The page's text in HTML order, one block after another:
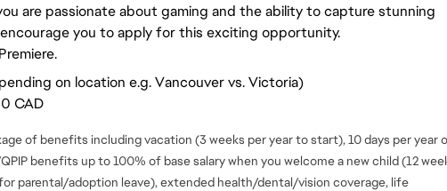
are passionate about gaming and the ability to capture stunning
you to apply for this exciting opportunity.
on location e.g. Vancouver vs. Victoria)
CAD
of benefits including vacation (3 weeks per year to start), 10 days per year
benefits up to 100% of base salary when you welcome a new child (12
parental/adoption leave), extended health/dental/vision coverage, life